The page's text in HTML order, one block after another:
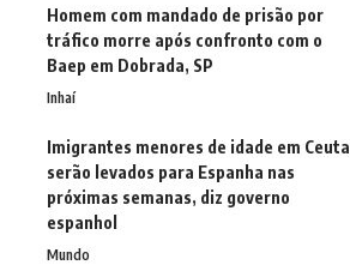
Homem com mandado de prisão por
tráfico morre após confronto com o
Baep em Dobrada, SP
Inhaí
Imigrantes menores de idade em Ceuta
serão levados para Espanha nas
próximas semanas, diz governo
espanhol
Mundo